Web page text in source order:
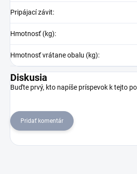
Pripájací závit:
Hmotnosť (kg):
Hmotnosť vrátane obalu (kg):
Diskusia
Buďte prvý, kto napíše príspevok k tejto
Pridať komentár